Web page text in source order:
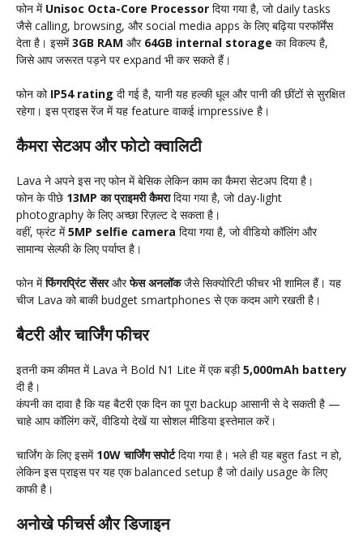
फोन में Unisoc Octa-Core Processor दिया गया है, जो daily tasks
जैसे calling, browsing, और social media apps के लिए बढ़िया परफॉर्मेंस
देता है। इसमें3GB RAM और 64GB internal storage का विकल्प है,
जिसे आप जरूरत पड़ने पर expand भी कर सकते हैं।
फोन को IP54 rating दी गई है, यानी यह हल्की धूल और पानी की छींटों से सुरक्षित
रहेगा। इस प्राइस रेंज में यह feature वाकई impressive है।
कैमरा सेटअप और फोटो क्वालिटी
Lava ने अपने इस नए फोन में बेसिक लेकिन काम का कैमरा सेटअप दिया है।
फोन के पीछे 13MP का प्राइमरी कैमरादिया गया है, जो day-light
photography के लिए अच्छा रिज़ल्ट दे सकता है।
वहीं, फ्रंट में5MP selfie camera दिया गया है, जो वीडियो कॉलिंग और
सामान्य सेल्फी के लिए पर्याप्त है।
फोन मेंफिंगरप्रिंट सेंसरऔरफेस अनलॉकजैसे सिक्योरिटी फीचर भी शामिल हैं। यह
चीज Lava को बाकी budget smartphones से एक कदम आगे रखती है।
बैटरी और चार्जिंग फीचर
इतनी कम कीमत में Lava ने Bold N1 Lite में एक बड़ी5,000mAh battery
दी है।
कंपनी का दावा है कि यह बैटरी एक दिन का पूरा backup आसानी से दे सकती है —
चाहे आप कॉलिंग करें, वीडियो देखें या सोशल मीडिया इस्तेमाल करें।
चार्जिंग के लिए इसमें 10W चार्जिंग सपोर्टदिया गया है। भले ही यह बहुत fast न हो,
लेकिन इस प्राइस पर यह एक balanced setup है जो daily usage के लिए
काफी है।
अनोखे फीचर्स और डिजाइन